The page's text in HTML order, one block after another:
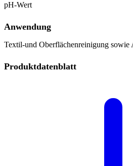
pH-Wert
Anwendung
Textil-und Oberflächenreinigung sowie
Produktdatenblatt